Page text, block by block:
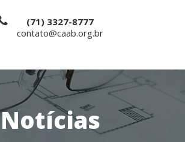
(71) 3327-8777
contato@caab.org.br
Notícias